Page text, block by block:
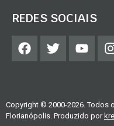
REDES SOCIAIS
Copyright © 2000-2026. Todos
Florianópolis. Produzido por